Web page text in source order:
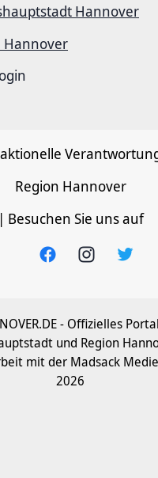
Hannover
Hannover
Region Hannover
| Besuchen Sie uns auf
- Offizielles
und Region
mit der Madsack
2026